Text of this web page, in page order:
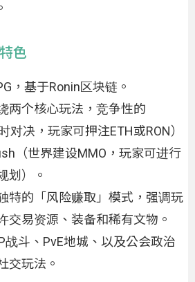
色
，基于Ronin区块链。
两个核心玩法，竞争性的
对决，玩家可押注ETH或RON）
（世界建设MMO，玩家可进行
划）。
特的「风险赚取」模式，强调玩
交易资源、装备和稀有文物。
战斗、PvE地城、以及公会政治
交玩法。